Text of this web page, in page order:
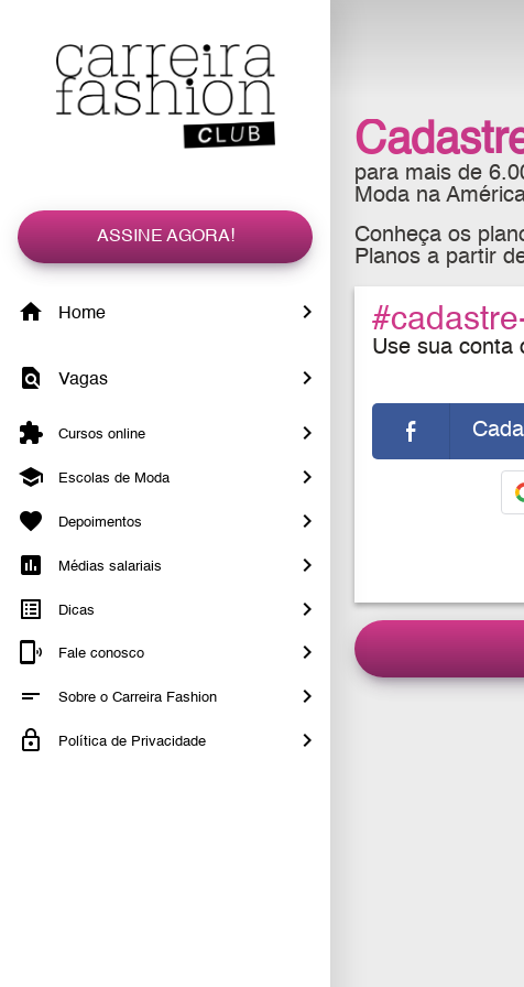
ASSINE AGORA!
Home
Vagas
Cursos online
Escolas de Moda
Depoimentos
Médias salariais
Dicas
Fale conosco
Sobre o Carreira Fashion
Política de Privacidade
para mais de
Moda na
Conheça os
Planos a partir
Use sua conta